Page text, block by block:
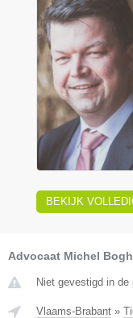
BEKIJK
Advocaat Michel
Niet gevestigd in de
Vlaams-Brabant »